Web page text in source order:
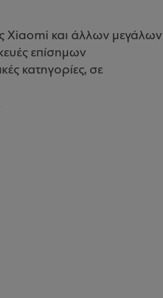
Xiaomi και άλλων μεγάλων
επίσημων
κατηγορίες, σε